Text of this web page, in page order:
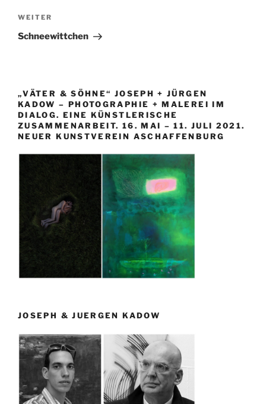
Nächster
Beitrag
WEITER
Schneewittchen
„VÄTER & SÖHNE“ JOSEPH + JÜRGEN
KADOW – PHOTOGRAPHIE + MALEREI IM
DIALOG. EINE KÜNSTLERISCHE
ZUSAMMENARBEIT. 16. MAI – 11. JULI 2021.
NEUER KUNSTVEREIN ASCHAFFENBURG
JOSEPH & JUERGEN KADOW